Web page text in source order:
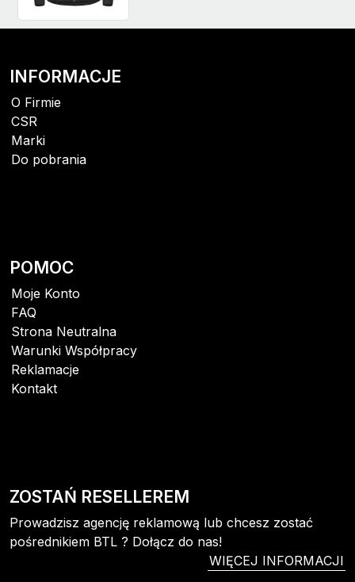
INFORMACJE
O Firmie
CSR
Marki
Do pobrania
POMOC
Moje Konto
FAQ
Strona Neutralna
Warunki Współpracy
Reklamacje
Kontakt
ZOSTAŃ RESELLEREM
Prowadzisz agencję reklamową lub chcesz zostać
pośrednikiem BTL ? Dołącz do nas!
WIĘCEJ INFORMACJI